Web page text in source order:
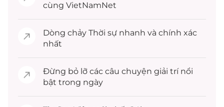
cùng VietNamNet
Dòng chảy Thời sự nhanh và chính xác
nhất
Đừng bỏ lỡ các câu chuyện giải trínổi
bật trong ngày